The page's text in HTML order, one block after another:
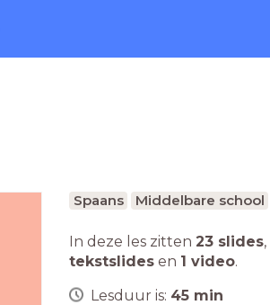
Spaans Middelbare school
In deze les zitten 23 slides,
tekstslides en 1 video.
Lesduur is: 45 min